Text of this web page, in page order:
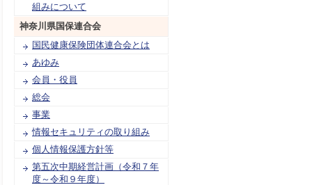
組みについて
神奈川県国保連合会
国民健康保険団体連合会とは
あゆみ
会員・役員
総会
事業
情報セキュリティの取り組み
個人情報保護方針等
第五次中期経営計画（令和７年
度～令和９年度）